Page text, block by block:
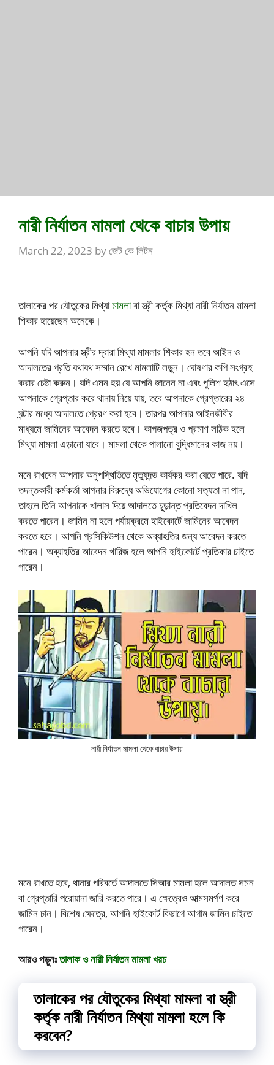
নারী নির্যাতন মামলা থেকে বাচার উপায়
March 22, 2023 byজেট কে লিটন
তালাকের পর যৌতুকের মিথ্যামামলাবা স্ত্রী কর্তৃক মিথ্যা নারী নির্যাতন মামলা
শিকার হায়েছেন অনেকে।
আপনি যদি আপনার স্ত্রীর দ্বারা মিথ্যা মামলার শিকার হন তবে আইন ও
আদালতের প্রতি যথাযথ সম্মান রেখে মামলাটি লড়ুন। ঘোষণার কপি সংগ্রহ
করার চেষ্টা করুন। যদি এমন হয় যে আপনি জানেন না এবং পুলিশ হঠাৎ এসে
আপনাকে গ্রেপ্তার করে থানায় নিয়ে যায়, তবে আপনাকে গ্রেপ্তারের ২৪
ঘন্টার মধ্যে আদালতে প্রেরণ করা হবে। তারপর আপনার আইনজীবীর
মাধ্যমে জামিনের আবেদন করতে হবে। কাগজপত্র ও প্রমাণ সঠিক হলে
মিথ্যা মামলা এড়ানো যাবে। মামলা থেকে পালানো বুদ্ধিমানের কাজ নয়।
মনে রাখবেন আপনার অনুপস্থিতিতে মৃত্যুদন্ড কার্যকর করা যেতে পারে. যদি
তদন্তকারী কর্মকর্তা আপনার বিরুদ্ধে অভিযোগের কোনো সত্যতা না পান,
তাহলে তিনি আপনাকে খালাস দিয়ে আদালতে চূড়ান্ত প্রতিবেদন দাখিল
করতে পারেন। জামিন না হলে পর্যায়ক্রমে হাইকোর্টে জামিনের আবেদন
করতে হবে। আপনি প্রসিকিউশন থেকে অব্যাহতির জন্য আবেদন করতে
পারেন। অব্যাহতির আবেদন খারিজ হলে আপনি হাইকোর্টে প্রতিকার চাইতে
পারেন।
নারী নির্যাতন মামলা থেকে বাচার উপায়
মনে রাখতে হবে, থানার পরিবর্তে আদালতে সিআর মামলা হলে আদালত সমন
বা গ্রেপ্তারি পরোয়ানা জারি করতে পারে। এ ক্ষেত্রেও আত্মসমর্পণ করে
জামিন চান। বিশেষ ক্ষেত্রে, আপনি হাইকোর্ট বিভাগে আগাম জামিন চাইতে
পারেন।
আরও পড়ুনঃতালাক ও নারী নির্যাতন মামলা খরচ
তালাকের পর যৌতুকের মিথ্যা মামলা বা স্ত্রী
কর্তৃক নারী নির্যাতন মিথ্যা মামলা হলে কি
করবেন?